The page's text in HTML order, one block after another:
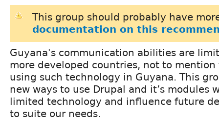
This group should probably have
documentation on this
Guyana's communication abilities are
more developed countries, not to
using such technology in Guyana. This
new ways to use Drupal and it’s modules
limited technology and influence future
to suite our needs.